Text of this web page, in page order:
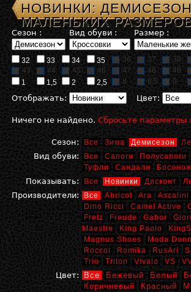
НОВИНКИ:
МАЛЕНЬКИХ
Сезон : Вид обуви : Размер :
32 33 34 35 36 37 38
43
44 45 46 47 48 49
1
1,5 2 2,5 8 8,5 9
Отображать: Цвет:
Ничего не найдено. Сбросьте параметры
Сезон: Все Зима Демисезон
Вид обуви: Все Сапоги Полусапоги
Туфли
Сандали
Показывать: Все Новинки Дисконт
Производители: Все Abricot Ara Ascalini
Dino Ricci
Camel Active
Fretz
Freude Gabor
Maestre
King Paolo
Magnus Shoes
Moda
Roccol
Romika RusAri
Trio
Triton Vivalo VS
Цвет: Все Бежевый Белый
Коричневый
Красный